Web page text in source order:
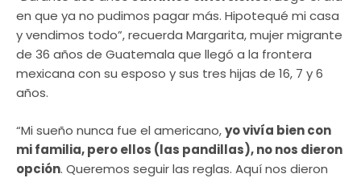
en que ya no pudimos pagar más. Hipotequé mi casa
y vendimos todo”, recuerda Margarita, mujer migrante
de 36 años de Guatemala que llegó a la frontera
mexicana con su esposo y sus tres hijas de 16, 7 y 6
años.
“Mi sueño nunca fue el americano,yo vivía bien con
mi familia, pero ellos (las pandillas), no nos dieron
opción. Queremos seguir las reglas. Aquí nos dieron